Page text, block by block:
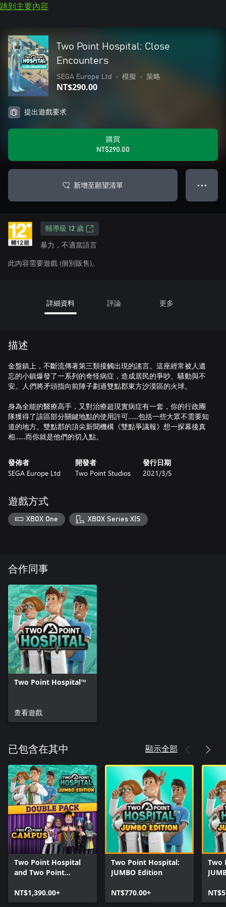
跳到主要內容
Two Point Hospital: Close
Encounters
SEGA Europe Ltd • 模擬 • 策略
NT$290.00
提出遊戲要求
購買
NT$290.00
新增至願望清單 ● ● ●
輔導級 12 歲
暴力，不適當語言
此內容需要遊戲 (個別販售)。
詳細資料 評論 更多
描述
金盤鎮上，不斷流傳著第三類接觸出現的謠言。這座經常被人遺
忘的小鎮爆發了一系列的奇怪病症，造成居民的爭吵、騷動與不
安。人們將矛頭指向前陣子劃過雙點郡東方沙漠區的火球。
身為全能的醫療高手，又對治療超現實病症有一套，你的行政團
隊獲得了該區部分關鍵地點的使用許可……包括一些大眾不需要知
道的地方。雙點郡的頂尖新聞機構《雙點爭議報》想一探幕後真
相……而你就是他們的切入點。
發佈者
SEGA Europe Ltd
開發者
Two Point Studios
發行日期
2021/3/5
遊戲方式
XBOX One XBOX Series X|S
合作同事
Two Point Hospital™
查看遊戲
已包含在其中 顯示全部
Two Point Hospital
and Two Point
NT$1,390.00+
Two Point Hospital:
JUMBO Edition
NT$770.00+
Two